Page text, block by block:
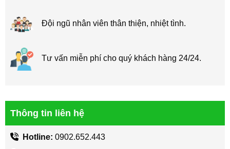
Đội ngũ nhân viên thân thiện, nhiệt tình.
Tư vấn miễn phí cho quý khách hàng 24/24.
Thông tin liên hệ
Hotline: 0902.652.443